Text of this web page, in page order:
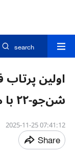
search
اولین
شن‌جو-۲۲ با موفقیت پرتاب شد
07:41:12 2025-11-25
Share